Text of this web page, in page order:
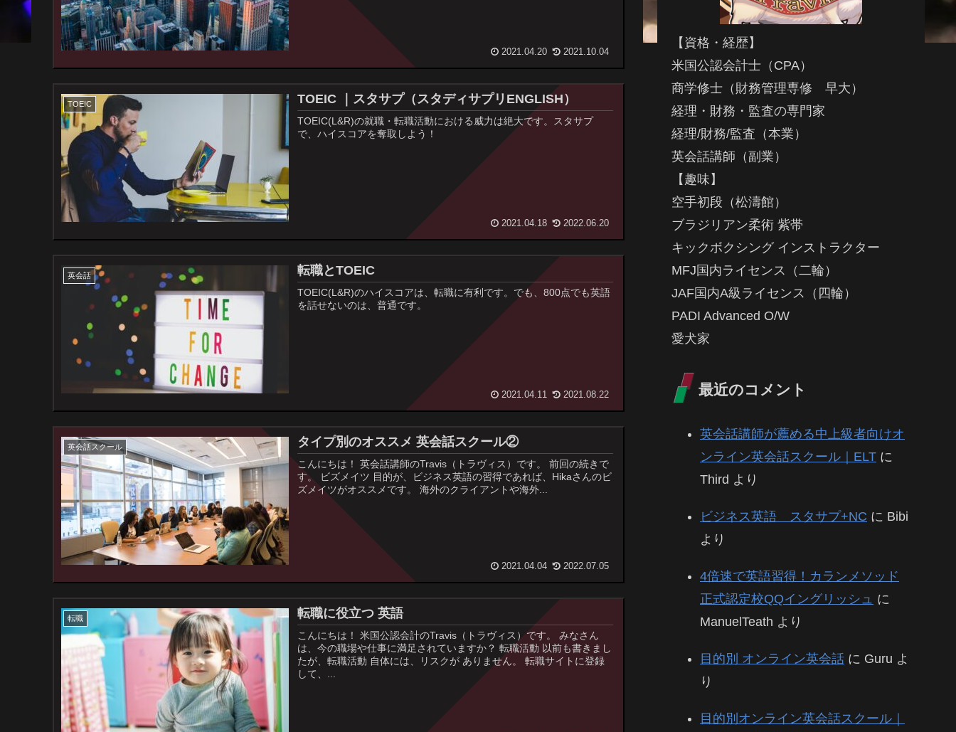
2021.04.20 2021.10.04
TOEIC TOEIC ｜スタサプ（スタディサプリENGLISH）
TOEIC(L&R)の就職・転職活動における威力は絶大です。スタサプ
で、ハイスコアを奪取しよう！
2021.04.18 2022.06.20
英会話 転職とTOEIC
TOEIC(L&R)のハイスコアは、転職に有利です。でも、800点でも英語
を話せないのは、普通です。
2021.04.11 2021.08.22
英会話スクール タイプ別のオススメ 英会話スクール②
こんにちは！ 英会話講師のTravis（トラヴィス）です。 前回の続きで
す。 ビズメイツ 目的が、ビジネス英語の習得であれば、Hikaさんのビ
ズメイツがオススメです。 海外のクライアントや海外...
2021.04.04 2022.07.05
転職 転職に役立つ 英語
こんにちは！ 米国公認会計のTravis（トラヴィス）です。 みなさん
は、今の職場や仕事に満足されていますか？ 転職活動 以前も書きまし
たが、転職活動 自体には、リスクが ありません。 転職サイトに登録
して、...
【資格・経歴】
米国公認会計士（CPA）
商学修士（財務管理専修 早大）
経理・財務・監査の専門家
経理/財務/監査（本業）
英会話講師（副業）
【趣味】
空手初段（松濤館）
ブラジリアン柔術 紫帯
キックボクシング インストラクター
MFJ国内ライセンス（二輪）
JAF国内A級ライセンス（四輪）
PADI Advanced O/W
愛犬家
最近のコメント
英会話講師が薦める中上級者向けオ
ンライン英会話スクール｜ELT に
Third より
ビジネス英語 スタサプ+NC に Bibi
より
4倍速で英語習得！カランメソッド
正式認定校QQイングリッシュ に
ManuelTeath より
目的別 オンライン英会話 に Guru よ
り
目的別オンライン英会話スクール｜